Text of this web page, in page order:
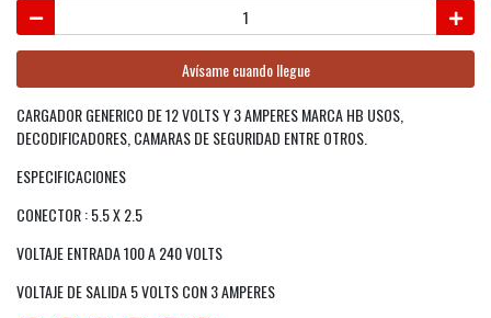
Avísame cuando llegue
CARGADOR GENERICO DE 12 VOLTS Y 3 AMPERES MARCA HB USOS,
DECODIFICADORES, CAMARAS DE SEGURIDAD ENTRE OTROS.
ESPECIFICACIONES
CONECTOR : 5.5 X 2.5
VOLTAJE ENTRADA 100 A 240 VOLTS
VOLTAJE DE SALIDA 5 VOLTS CON 3 AMPERES